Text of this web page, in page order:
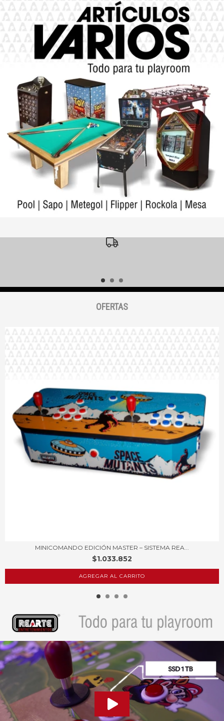
OFERTAS
MINICOMANDO EDICIÓN MASTER – SISTEMA REA...
$1.033.852
AGREGAR AL CARRITO